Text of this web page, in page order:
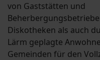
von Gaststätten und
Diskotheken als auch
Lärm geplagte
Gemeinden für den